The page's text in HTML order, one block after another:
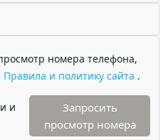
номера телефона,
Правила и политику сайта .
и
Запросить
просмотр номера